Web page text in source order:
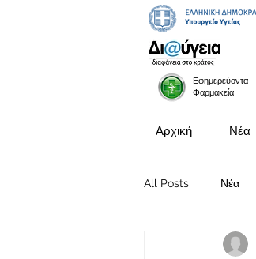
Εφημερεύοντα
Φαρμακεία
Αρχική Νέα
All Posts Νέα
Προκηρύξεις